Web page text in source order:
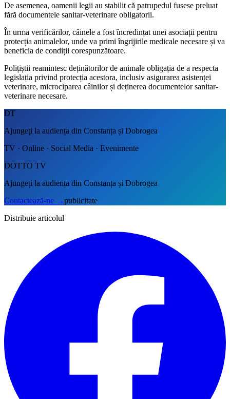
De asemenea, oamenii legii au stabilit că patrupedul fusese preluat
fără documentele sanitar-veterinare obligatorii.
În urma verificărilor, câinele a fost încredințat unei asociații pentru
protecția animalelor, unde va primi îngrijirile medicale necesare și va
beneficia de condiții corespunzătoare.
Polițiștii reamintesc deținătorilor de animale obligația de a respecta
legislația privind protecția acestora, inclusiv asigurarea asistenței
veterinare, microciparea câinilor și deținerea documentelor sanitar-
veterinare necesare.
DT
Ajungeți la audiența din Constanța și Dobrogea
TV · Online · Social Media · Evenimente
DOTTO TV
Ajungeți la audiența din Constanța și Dobrogea
Contactează-ne →publicitate
Distribuie articolul